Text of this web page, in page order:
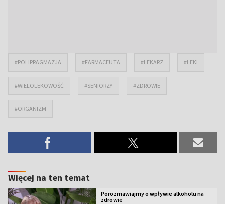
#POLIPRAGMAZJA #FARMACEUTA #LEKARZ #LEKI
#WIELOLEKOWOŚĆ #SENIORZY #ZDROWIE
#ORGANIZM
Więcej na ten temat
Porozmawiajmy o wpływie alkoholu na
zdrowie